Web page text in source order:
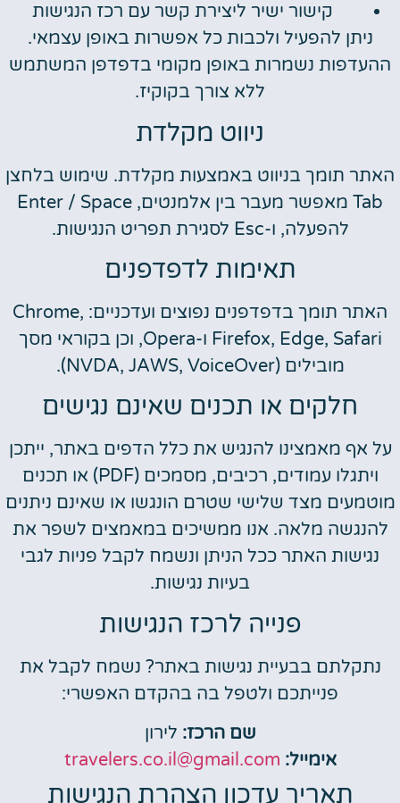
קישור ישיר ליצירת קשר עם רכז הנגישות
ניתן להפעיל ולכבות כל אפשרות באופן עצמאי.
ההעדפות נשמרות באופן מקומי בדפדפן המשתמש
ללא צורך בקוקיז.
ניווט מקלדת
האתר תומך בניווט באמצעות מקלדת. שימוש בלחצן
Tab מאפשר מעבר בין אלמנטים, Enter / Space
להפעלה, ו-Esc לסגירת תפריט הנגישות.
תאימות לדפדפנים
האתר תומך בדפדפנים נפוצים ועדכניים: Chrome,
Firefox, Edge, Safari ו-Opera, וכן בקוראי מסך
מובילים (NVDA, JAWS, VoiceOver).
חלקים או תכנים שאינם נגישים
על אף מאמצינו להנגיש את כלל הדפים באתר, ייתכן
ויתגלו עמודים, רכיבים, מסמכים (PDF) או תכנים
מוטמעים מצד שלישי שטרם הונגשו או שאינם ניתנים
להנגשה מלאה. אנו ממשיכים במאמצים לשפר את
נגישות האתר ככל הניתן ונשמח לקבל פניות לגבי
בעיות נגישות.
פנייה לרכז הנגישות
נתקלתם בבעיית נגישות באתר? נשמח לקבל את
פנייתכם ולטפל בה בהקדם האפשרי:
שם הרכז: לירון
אימייל: travelers.co.il@gmail.com
תאריך עדכון הצהרת הנגישות